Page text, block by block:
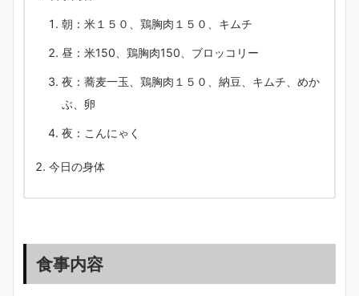
朝：米１５０、鶏胸肉１５０、キムチ
昼：米150、鶏胸肉150、ブロッコリー
夜：蕎麦一玉、鶏胸肉１５０、納豆、キムチ、めか
ぶ、卵
夜：こんにゃく
今日の身体
食事内容